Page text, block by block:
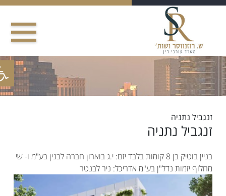
זנגביל נתניה
זנגביל נתניה
בניין בוטיק בן 8 קומות בלבד יזם: י.ג בוארון חברה לבנין בע"מ ו- שי
מחלוף יזמות נדל"ן בע"מ אדריכל: ניר לבנטר
פתח